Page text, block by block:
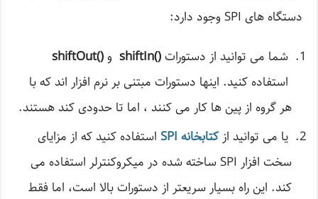
دستگاه های SPI وجود دارد:
شما می توانید از دستورات()
shiftIn و()
shiftOut
استفاده کنید. اینها دستورات مبتنی بر نرم افزار اند که با
هر گروه از پین ها کار می کنند ، اما تا حدودی کند هستند.
یا می توانید ازکتابخانه SPI استفاده کنید که از مزایای
سخت افزار SPI ساخته شده در میکروکنترلر استفاده می
کند. این راه بسیار سریعتر از دستورات بالا است، اما فقط